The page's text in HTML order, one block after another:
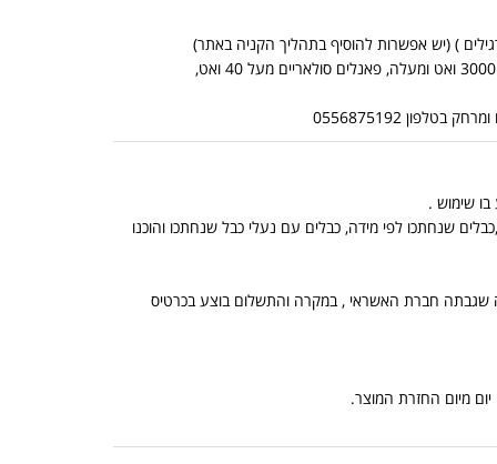
*אין אפשרות לשלוח מוצרים כבדים בדואר שליחים (מוצרים כבדים: ממירים מכניים מ 3000 ואט ומעלה, פאנלים סולאריים מעל 40 ואט,
0556875192
שנחתכו לפי מידה, כבלים עם נעלי כבל שנחתכו והוכנו
הנמוך מביניהם, ובתוספת מה שגבתה חברת האשראי , במקרה והתשלום בוצע בכרטיס